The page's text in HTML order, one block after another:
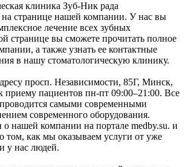
клиника Зуб-Ник рада
на странице нашей компании. У нас вы
лечение всех зубных
странице вы сможете прочитать полное
а также узнать ее контактные
в нашу стоматологическую клинику.
просп. Независимости, 85Г, Минск,
приему пациентов пн-пт 09:00–21:00. Все
самыми современными
современного оборудования.
нашей компании на портале medby.su. и
том, как мы оказываем услуги от уже
у нас людей.